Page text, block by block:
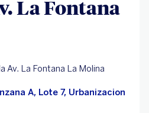
La Fontana
Av. La Fontana La Molina
A, Lote 7, Urbanizacion